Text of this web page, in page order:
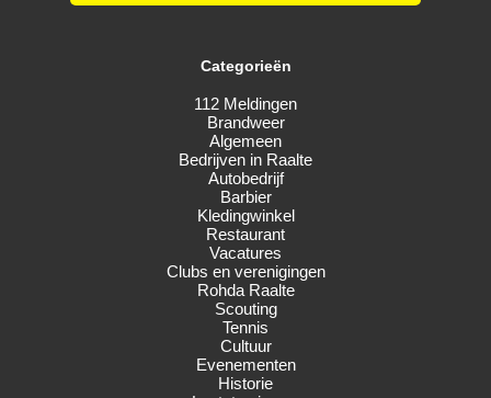
Categorieën
112 Meldingen
Brandweer
Algemeen
Bedrijven in Raalte
Autobedrijf
Barbier
Kledingwinkel
Restaurant
Vacatures
Clubs en verenigingen
Rohda Raalte
Scouting
Tennis
Cultuur
Evenementen
Historie